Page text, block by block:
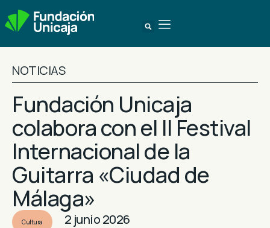
NOTICIAS
Fundación Unicaja
colabora con el II Festival
Internacional de la
Guitarra «Ciudad de
Málaga»
Cultura
2 junio 2026